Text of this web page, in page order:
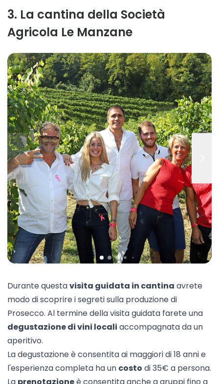
3. La cantina della Società
Agricola Le Manzane
Durante questavisita guidata in cantina avrete
modo di scoprire i segreti sulla produzione di
Prosecco. Al termine della visita guidata farete una
degustazione di vini locali accompagnata da un
aperitivo.
La degustazione è consentita ai maggiori di 18 anni e
l'esperienza completa ha un costo di 35€ a persona.